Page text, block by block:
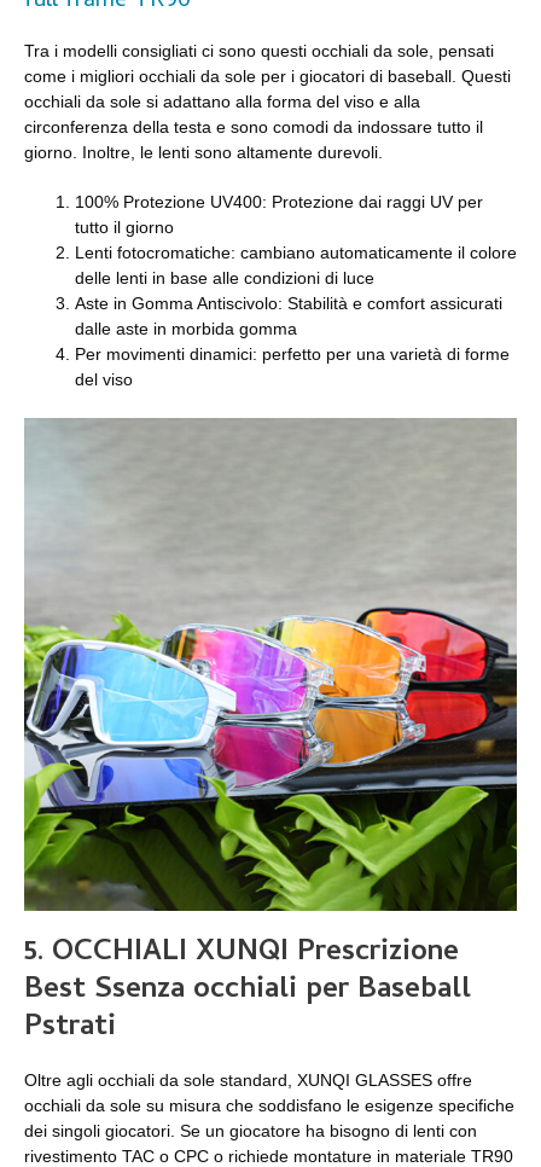
Tra i modelli consigliati ci sono questi occhiali da sole, pensati
come i migliori occhiali da sole per i giocatori di baseball. Questi
occhiali da sole si adattano alla forma del viso e alla
circonferenza della testa e sono comodi da indossare tutto il
giorno. Inoltre, le lenti sono altamente durevoli.
100% Protezione UV400: Protezione dai raggi UV per
tutto il giorno
Lenti fotocromatiche: cambiano automaticamente il colore
delle lenti in base alle condizioni di luce
Aste in Gomma Antiscivolo: Stabilità e comfort assicurati
dalle aste in morbida gomma
Per movimenti dinamici: perfetto per una varietà di forme
del viso
5. OCCHIALI XUNQI Prescrizione
Best Ssenza occhiali per Baseball
Pstrati
Oltre agli occhiali da sole standard, XUNQI GLASSES offre
occhiali da sole su misura che soddisfano le esigenze specifiche
dei singoli giocatori. Se un giocatore ha bisogno di lenti con
rivestimento TAC o CPC o richiede montature in materiale TR90